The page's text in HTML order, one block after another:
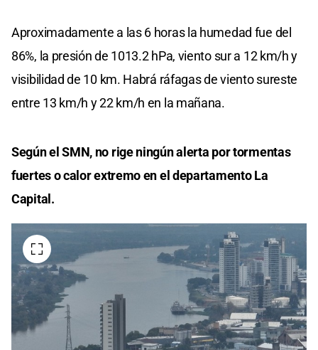
Aproximadamente a las 6 horas la humedad fue del
86%, la presión de 1013.2 hPa, viento sur a 12 km/h y
visibilidad de 10 km. Habrá ráfagas de viento sureste
entre 13 km/h y 22 km/h en la mañana.
Según el SMN, no rige ningún alerta por tormentas
fuertes o calor extremo en el departamento La
Capital.